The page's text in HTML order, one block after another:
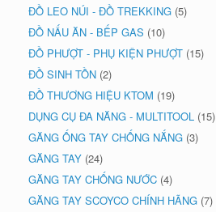
ĐỒ LEO NÚI - ĐỒ TREKKING (5)
ĐỒ NẤU ĂN - BẾP GAS (10)
ĐỒ PHƯỢT - PHỤ KIỆN PHƯỢT (15)
ĐỒ SINH TỒN (2)
ĐỒ THƯƠNG HIỆU KTOM (19)
DỤNG CỤ ĐA NĂNG - MULTITOOL (15)
GĂNG ỐNG TAY CHỐNG NẮNG (3)
GĂNG TAY (24)
GĂNG TAY CHỐNG NƯỚC (4)
GĂNG TAY SCOYCO CHÍNH HÃNG (7)